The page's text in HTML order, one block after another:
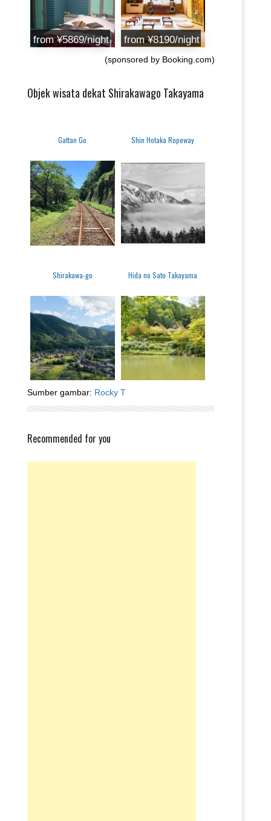
from ¥5869/night from ¥8190/night
(sponsored by Booking.com)
Objek wisata dekat Shirakawago Takayama
Gattan Go Shin Hotaka Ropeway
Shirakawa-go Hida no Sato Takayama
Sumber gambar: Rocky T
Recommended for you